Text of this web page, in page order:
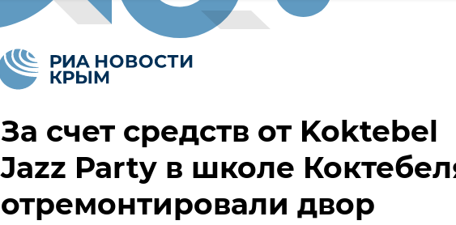
За счет средств от Koktebel
Jazz Party в школе
отремонтировали двор